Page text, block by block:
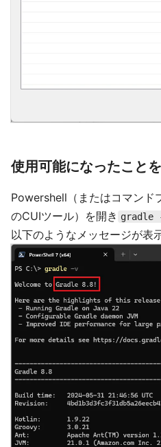
使用可能になったこと
Powershell（またはコマンド
のCUIツール）を開き gradle
以下のようなメッセージが表